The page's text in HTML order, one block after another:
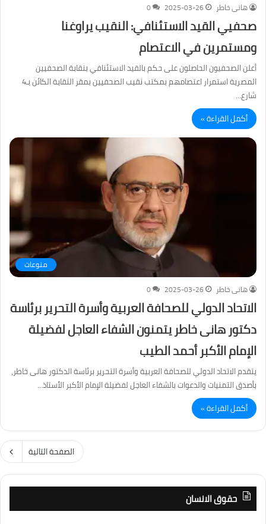
هانى خاطر
2025-03-26
0
صحفيي القيد الاستئنافي: النقيب يراوغنا
ومستمرين في الاعتصام
أعلن الصحفيون الحاصلون على حكم بالقيد الاستئنافي بنقابة الصحفيين
المصرية استمرار اعتصامهم بمكتب نقيب الصحفيين بمقر النقابة الكائن بـ4
شارع…
أكمل القراءة »
منوعات
هانى خاطر
2025-03-26
0
الاتحاد الدولي للصحافة العربية وأسرة التحرير برئاسة
دكتور هانى خاطر يتمنون الشفاء العاجل لفضيلة
الإمام الأكبر أحمد الطيب
يتقدم الاتحاد الدولي للصحافة العربية وأسرة التحرير برئاسة الدكتور هانى خاطر،
بأصدق التمنيات والدعوات بالشفاء العاجل لفضيلة الإمام الأكبر الأستاذ…
أكمل القراءة »
الصفحة التالية
حقوق الانسان